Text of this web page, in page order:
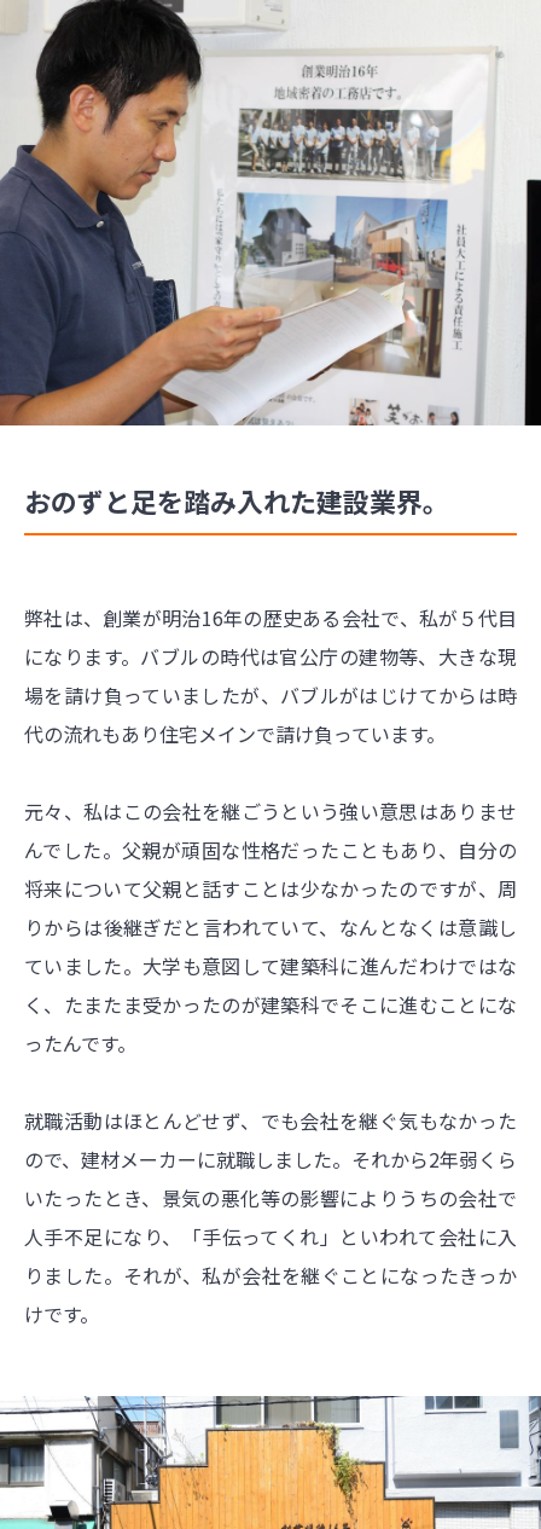
おのずと足を踏み入れた建設業界。
弊社は、創業が明治16年の歴史ある会社で、私が５代目
になります。バブルの時代は官公庁の建物等、大きな現
場を請け負っていましたが、バブルがはじけてからは時
代の流れもあり住宅メインで請け負っています。
元々、私はこの会社を継ごうという強い意思はありませ
んでした。父親が頑固な性格だったこともあり、自分の
将来について父親と話すことは少なかったのですが、周
りからは後継ぎだと言われていて、なんとなくは意識し
ていました。大学も意図して建築科に進んだわけではな
く、たまたま受かったのが建築科でそこに進むことにな
ったんです。
就職活動はほとんどせず、でも会社を継ぐ気もなかった
ので、建材メーカーに就職しました。それから2年弱くら
いたったとき、景気の悪化等の影響によりうちの会社で
人手不足になり、「手伝ってくれ」といわれて会社に入
りました。それが、私が会社を継ぐことになったきっか
けです。